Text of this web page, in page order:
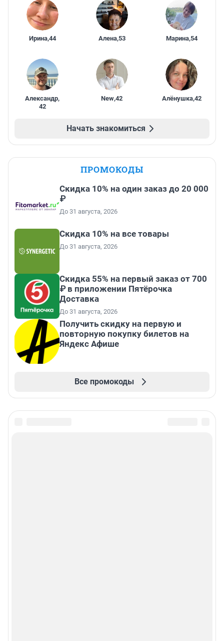
Ирина,44 Алена,53 Марина,54
Александр,
42
New,42 Алёнушка,42
Начать знакомиться
ПРОМОКОДЫ
Скидка 10% на один заказ до 20 000
₽
До 31 августа, 2026
Скидка 10% на все товары
До 31 августа, 2026
Скидка 55% на первый заказ от 700
₽ в приложении Пятёрочка
Доставка
До 31 августа, 2026
Получить скидку на первую и
повторную покупку билетов на
Яндекс Афише
Все промокоды